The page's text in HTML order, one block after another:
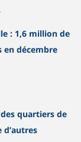
: 1,6 million de
en décembre
quartiers de